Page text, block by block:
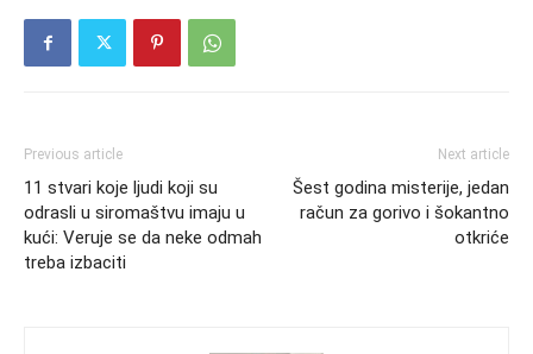
Previous article
11 stvari koje ljudi koji su
odrasli u siromaštvu imaju u
kući: Veruje se da neke odmah
treba izbaciti
Next article
Šest godina misterije, jedan
račun za gorivo i šokantno
otkriće